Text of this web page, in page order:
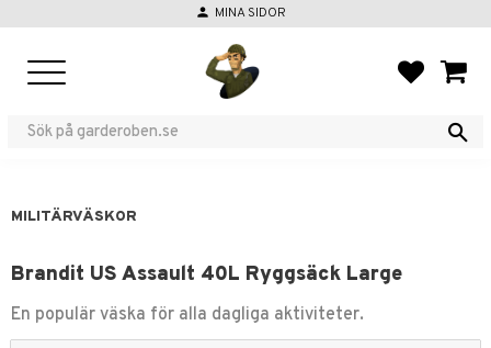
person MINA SIDOR
MILITÄRVÄSKOR
Brandit US Assault 40L Ryggsäck Large
En populär väska för alla dagliga aktiviteter.